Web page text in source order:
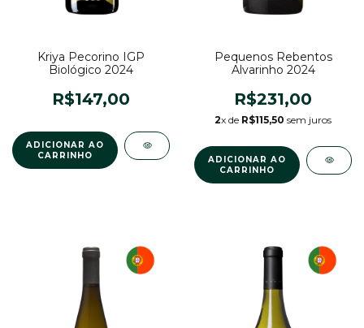
Kriya Pecorino IGP
Biológico 2024
R$147,00
Pequenos Rebentos
Alvarinho 2024
R$231,00
2x de R$115,50 sem juros